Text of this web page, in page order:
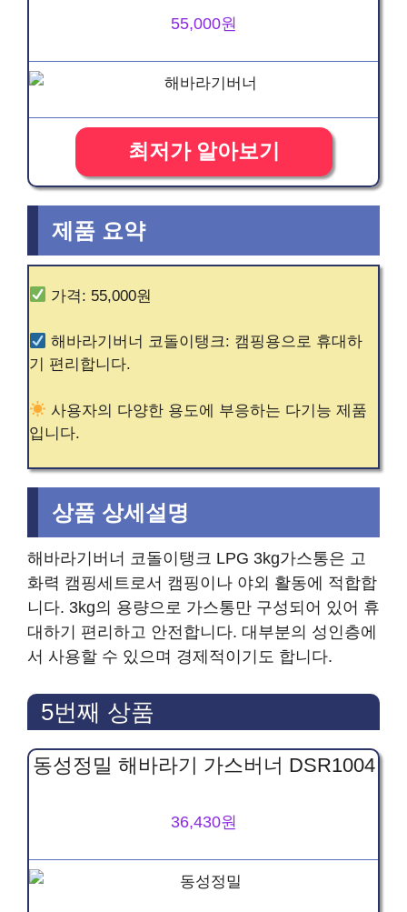
55,000원
최저가 알아보기
제품 요약
가격: 55,000원
해바라기버너 코돌이탱크: 캠핑용으로 휴대하
기 편리합니다.
사용자의 다양한 용도에 부응하는 다기능 제품
입니다.
상품 상세설명
해바라기버너 코돌이탱크 LPG 3kg가스통은 고
화력 캠핑세트로서 캠핑이나 야외 활동에 적합합
니다. 3kg의 용량으로 가스통만 구성되어 있어 휴
대하기 편리하고 안전합니다. 대부분의 성인층에
서 사용할 수 있으며 경제적이기도 합니다.
5번째 상품
동성정밀 해바라기 가스버너 DSR1004
36,430원